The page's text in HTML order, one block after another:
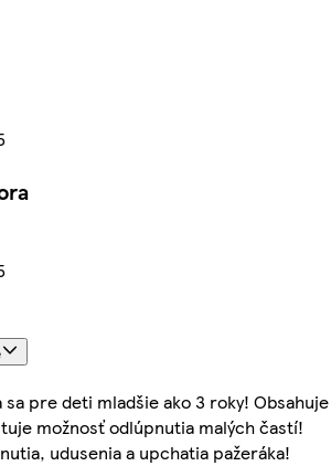
sa pre deti mladšie ako 3 roky! Obsahuje
možnosť odlúpnutia malých častí!
udusenia a upchatia pažeráka!